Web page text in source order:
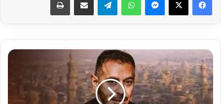
مشاهدة
مسلسل
بابا
المجال
الحلقة